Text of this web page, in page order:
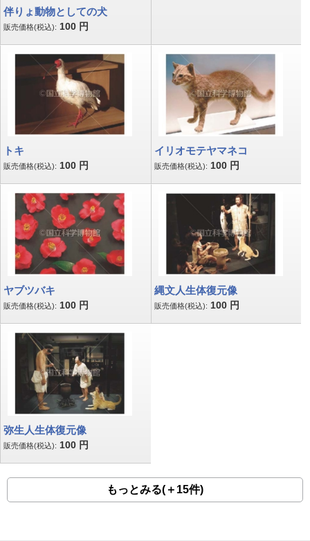
伴りょ動物としての犬
販売価格(税込): 100 円
トキ
販売価格(税込): 100 円
イリオモテヤマネコ
販売価格(税込): 100 円
ヤブツバキ
販売価格(税込): 100 円
縄文人生体復元像
販売価格(税込): 100 円
弥生人生体復元像
販売価格(税込): 100 円
もっとみる(＋15件)